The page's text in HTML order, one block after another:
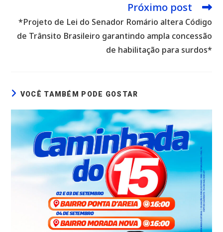
Próximo post
*Projeto de Lei do Senador Romário altera Código
de Trânsito Brasileiro garantindo ampla concessão
de habilitação para surdos*
VOCÊ TAMBÉM PODE GOSTAR